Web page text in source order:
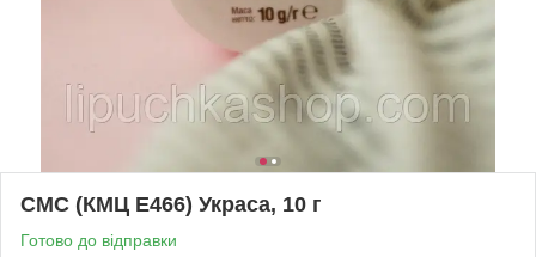
СМС (КМЦ Е466) Украса, 10 г
Готово до відправки